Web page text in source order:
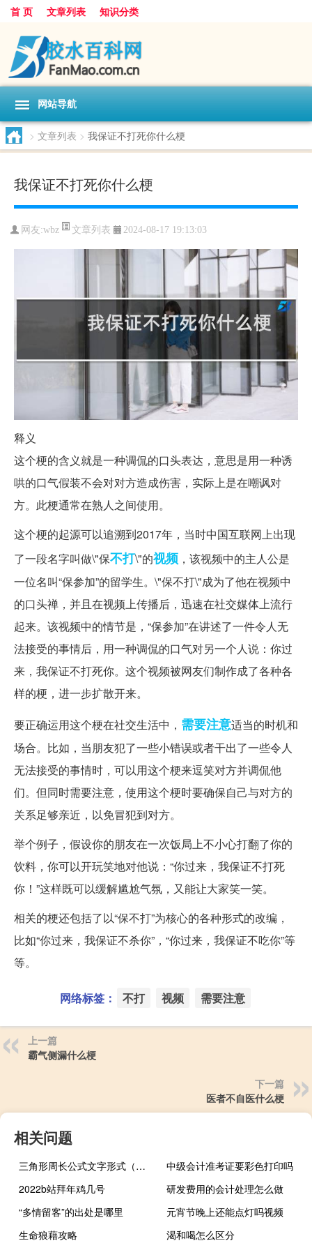
首 页 文章列表 知识分类
网站导航
> 文章列表 > 我保证不打死你什么梗
我保证不打死你什么梗
网友:wbz 文章列表 2024-08-17 19:13:03
释义
这个梗的含义就是一种调侃的口头表达，意思是用一种诱
哄的口气假装不会对对方造成伤害，实际上是在嘲讽对
方。此梗通常在熟人之间使用。
这个梗的起源可以追溯到2017年，当时中国互联网上出现
了一段名字叫做\"保不打\"的视频 ，该视频中的主人公是
一位名叫“保参加”的留学生。\"保不打\"成为了他在视频中
的口头禅，并且在视频上传播后，迅速在社交媒体上流行
起来。该视频中的情节是，“保参加”在讲述了一件令人无
法接受的事情后，用一种调侃的口气对另一个人说：你过
来，我保证不打死你。这个视频被网友们制作成了各种各
样的梗，进一步扩散开来。
要正确运用这个梗在社交生活中， 需要注意适当的时机和
场合。比如，当朋友犯了一些小错误或者干出了一些令人
无法接受的事情时，可以用这个梗来逗笑对方并调侃他
们。但同时需要注意，使用这个梗时要确保自己与对方的
关系足够亲近，以免冒犯到对方。
举个例子，假设你的朋友在一次饭局上不小心打翻了你的
饮料，你可以开玩笑地对他说：“你过来，我保证不打死
你！”这样既可以缓解尴尬气氛，又能让大家笑一笑。
相关的梗还包括了以“保不打”为核心的各种形式的改编，
比如“你过来，我保证不杀你”，“你过来，我保证不吃你”等
等。
网络标签： 不打 视频 需要注意
上一篇
霸气侧漏什么梗
下一篇
医者不自医什么梗
相关问题
三角形周长公式文字形式（三角形周长公式）
中级会计准考证要彩色打印吗
2022b站拜年鸡几号
研发费用的会计处理怎么做
“多情留客”的出处是哪里
元宵节晚上还能点灯吗视频
生命狼藉攻略
渴和喝怎么区分